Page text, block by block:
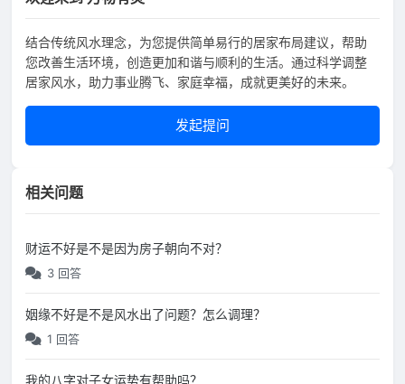
结合传统风水理念，为您提供简单易行的居家布局建议，帮助
您改善生活环境，创造更加和谐与顺利的生活。通过科学调整
居家风水，助力事业腾飞、家庭幸福，成就更美好的未来。
发起提问
相关问题
财运不好是不是因为房子朝向不对？
3 回答
姻缘不好是不是风水出了问题？怎么调理？
1 回答
我的八字对子女运势有帮助吗？